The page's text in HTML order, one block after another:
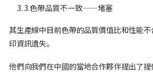
3.色帶品質不一致——堵塞
其生產線中目前色帶的品質價值比和性能
印資訊遺失。
他們向我們在中國的當地合作夥伴提出了提